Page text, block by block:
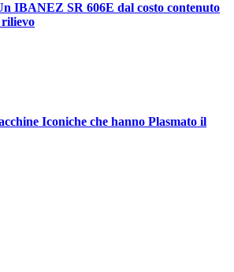
IBANEZ SR 606E dal costo contenuto
rilievo
Iconiche che hanno Plasmato il